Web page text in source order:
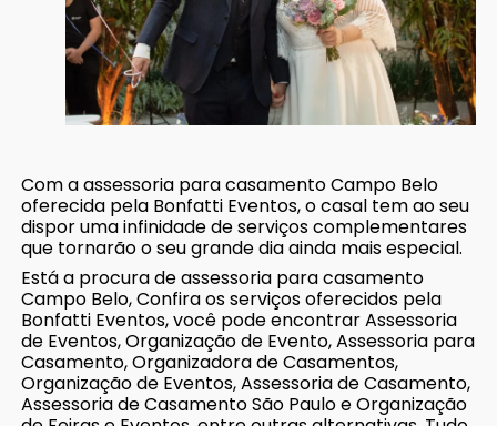
Com a assessoria para casamento Campo Belo
oferecida pela Bonfatti Eventos, o casal tem ao seu
dispor uma infinidade de serviços complementares
que tornarão o seu grande dia ainda mais especial.
Está a procura de assessoria para casamento
Campo Belo, Confira os serviços oferecidos pela
Bonfatti Eventos, você pode encontrar Assessoria
de Eventos, Organização de Evento, Assessoria para
Casamento, Organizadora de Casamentos,
Organização de Eventos, Assessoria de Casamento,
Assessoria de Casamento São Paulo e Organização